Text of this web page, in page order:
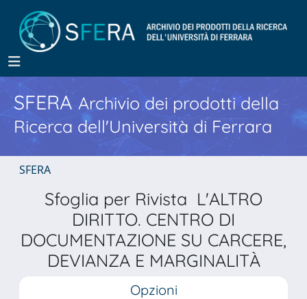
SFERA Archivio dei prodotti della
Ricerca dell'Università di Ferrara
SFERA
Sfoglia per Rivista L'ALTRO
DIRITTO. CENTRO DI
DOCUMENTAZIONE SU CARCERE,
DEVIANZA E MARGINALITÀ
Opzioni